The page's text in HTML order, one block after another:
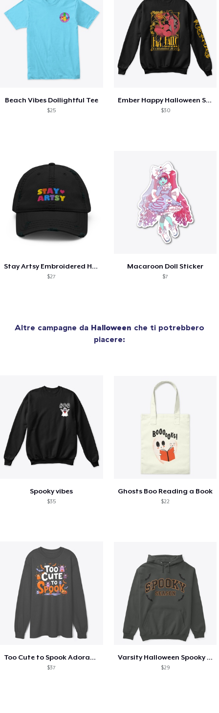
Beach Vibes Dollightful Tee
$25
Ember Happy Halloween Sweatshirt
$30
Stay Artsy Embroidered Hat
$27
Macaroon Doll Sticker
$7
Altre campagne da Halloween che ti potrebbero
piacere:
Spooky vibes
$35
Ghosts Boo Reading a Book
$22
Too Cute to Spook Adorable Halloween Tee
$37
Varsity Halloween Spooky Season Letter
$29